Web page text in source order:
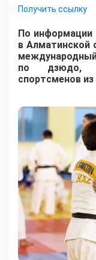
Получить ссылку
По информации
в Алматинской
по дзюдо,
спортсменов